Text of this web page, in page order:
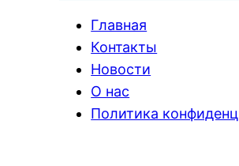
Главная
Контакты
Новости
О нас
Политика